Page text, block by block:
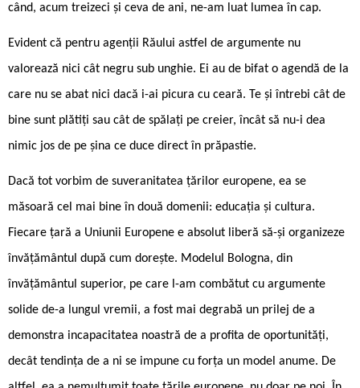
când, acum treizeci și ceva de ani, ne-am luat lumea în cap.
Evident că pentru agenții Răului astfel de argumente nu
valorează nici cât negru sub unghie. Ei au de bifat o agendă de la
care nu se abat nici dacă i-ai picura cu ceară. Te și întrebi cât de
bine sunt plătiți sau cât de spălați pe creier, încât să nu-i dea
nimic jos de pe șina ce duce direct în prăpastie.
Dacă tot vorbim de suveranitatea țărilor europene, ea se
măsoară cel mai bine în două domenii: educația și cultura.
Fiecare țară a Uniunii Europene e absolut liberă să-și organizeze
învățământul după cum dorește. Modelul Bologna, din
învățământul superior, pe care l-am combătut cu argumente
solide de-a lungul vremii, a fost mai degrabă un prilej de a
demonstra incapacitatea noastră de a profita de oportunități,
decât tendința de a ni se impune cu forța un model anume. De